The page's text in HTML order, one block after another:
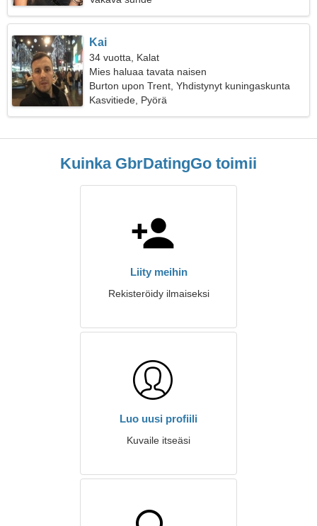
Kai
34 vuotta, Kalat
Mies haluaa tavata naisen
Burton upon Trent, Yhdistynyt kuningaskunta
Kasvitiede, Pyörä
Kuinka GbrDatingGo toimii
Liity meihin
Rekisteröidy ilmaiseksi
Luo uusi profiili
Kuvaile itseäsi